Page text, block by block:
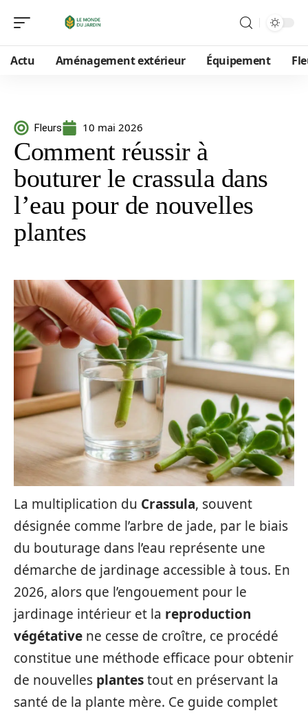
Actu Aménagement extérieur Équipement
Fleurs 10 mai 2026
Comment réussir à
bouturer le crassula dans
l’eau pour de nouvelles
plantes
La multiplication du Crassula, souvent
désignée comme l’arbre de jade, par le biais
du bouturage dans l’eau représente une
démarche de jardinage accessible à tous. En
2026, alors que l’engouement pour le
jardinage intérieur et la reproduction
végétative ne cesse de croître, ce procédé
constitue une méthode efficace pour obtenir
de nouvelles plantestout en préservant la
santé de la plante mère. Ce guide complet